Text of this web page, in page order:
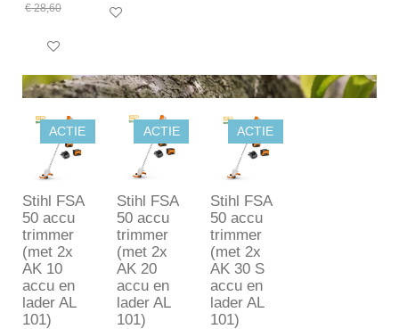
€ 28,60
In winkelwagen
In winkelwagen
ACTIE
Stihl FSA
50 accu
trimmer
(met 2x
AK 10
accu en
lader AL
101)
ACTIE
Stihl FSA
50 accu
trimmer
(met 2x
AK 20
accu en
lader AL
101)
ACTIE
Stihl FSA
50 accu
trimmer
(met 2x
AK 30 S
accu en
lader AL
101)